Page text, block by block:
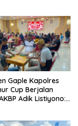
Gaple Kapolres
Cup Berjalan
Adik Listiyono: